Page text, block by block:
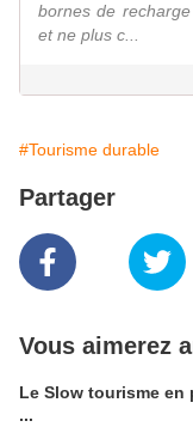
bornes de
et ne plus c...
#Tourisme durable
Partager
Vous aimerez
Le Slow tourisme
...